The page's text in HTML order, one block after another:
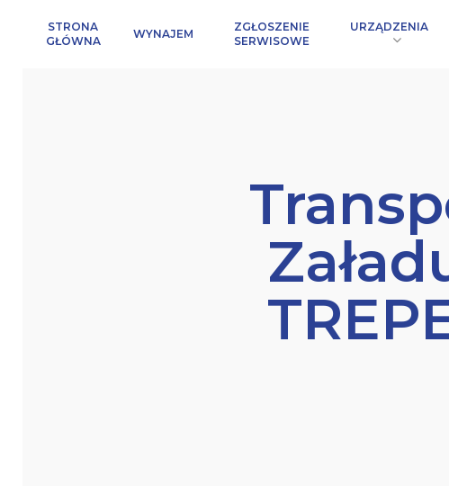
Hit enter to search or ESC to close
STRONA
GŁÓWNA
WYNAJEM
ZGŁOSZENIE
SERWISOWE
URZĄDZENIA
Nazwa firmy
Osoba kontaktowa